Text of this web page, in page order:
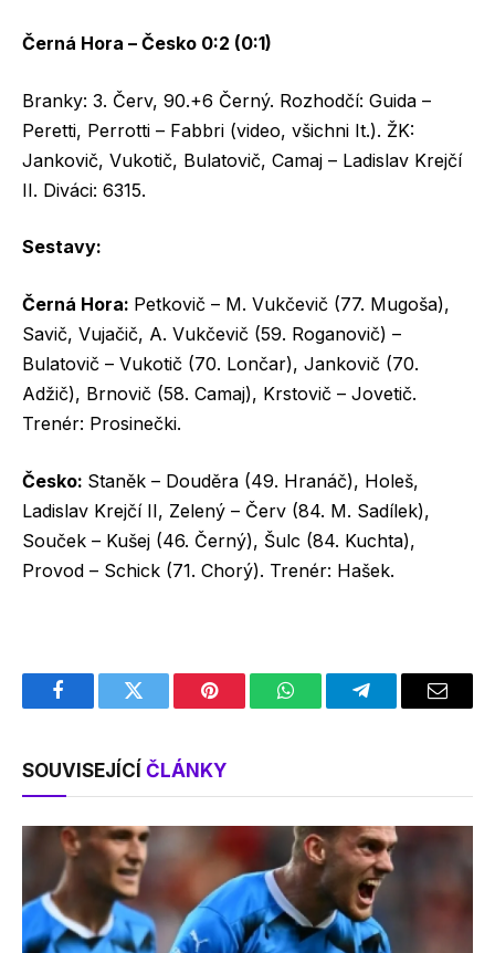
Černá Hora – Česko 0:2 (0:1)
Branky: 3. Červ, 90.+6 Černý. Rozhodčí: Guida –
Peretti, Perrotti – Fabbri (video, všichni It.). ŽK:
Jankovič, Vukotič, Bulatovič, Camaj – Ladislav Krejčí
II. Diváci: 6315.
Sestavy:
Černá Hora: Petkovič – M. Vukčevič (77. Mugoša),
Savič, Vujačič, A. Vukčevič (59. Roganovič) –
Bulatovič – Vukotič (70. Lončar), Jankovič (70.
Adžič), Brnovič (58. Camaj), Krstovič – Jovetič.
Trenér: Prosinečki.
Česko: Staněk – Douděra (49. Hranáč), Holeš,
Ladislav Krejčí II, Zelený – Červ (84. M. Sadílek),
Souček – Kušej (46. Černý), Šulc (84. Kuchta),
Provod – Schick (71. Chorý). Trenér: Hašek.
FacebookTwitter Pinterest WhatsAppTelegramEmail
SOUVISEJÍCÍ ČLÁNKY